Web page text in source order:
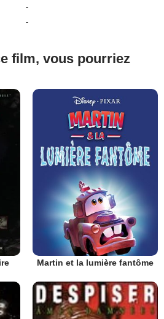
-
-
film, vous pourriez
Martin et la lumière fantôme